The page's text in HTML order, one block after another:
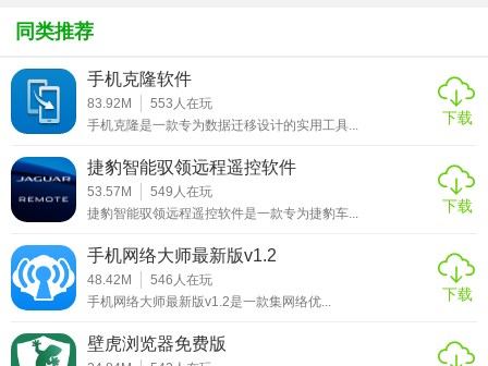
进行音量平衡、淡入淡出等混音处理。
4. 效果器：包含多种音频效果器，如压缩器、限制器、EQ、
延迟、混响等，让用户可以轻松为音乐添加专业效果。
等，方便用户快速构建音乐框架。
6. 实时演奏：支持MIDI控制器连接，用户可以实时演奏并录
制音乐。
7. 导出与分享：支持将作品导出为多种格式的文件，并直接
分享到社交媒体或云端存储。
同类推荐
手机克隆软件
83.92M 553 人在玩
手机克隆是一款专为数据迁移设计的实用工具...
下载
捷豹智能驭领远程遥控软件
53.57M 549 人在玩
捷豹智能驭领远程遥控软件是一款专为捷豹车...
下载
手机网络大师最新版v1.2
48.42M 546 人在玩
手机网络大师最新版v1.2是一款集网络优...
下载
壁虎浏览器免费版